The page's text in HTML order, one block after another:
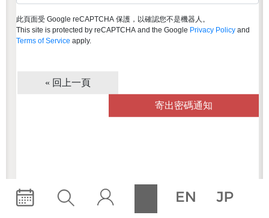
此頁面受 Google reCAPTCHA 保護，以確認您不是機器人。
This site is protected by reCAPTCHA and the Google Privacy Policy and
Terms of Service apply.
« 回上一頁
寄出密碼通知
會員專屬活動
點數兌換好禮
立即加入